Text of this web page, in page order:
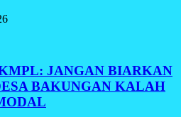
JANGAN BIARKAN
BAKUNGAN KALAH